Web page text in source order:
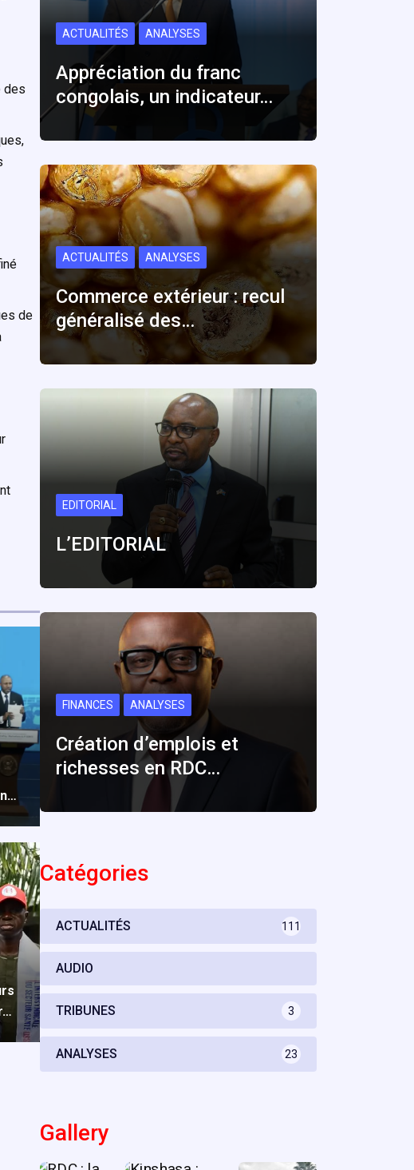
des
de
ACTUALITÉS ANALYSES
Appréciation du franc
congolais, un indicateur…
ACTUALITÉS ANALYSES
Commerce extérieur : recul
généralisé des…
EDITORIAL
L’EDITORIAL
FINANCES ANALYSES
Création d’emplois et
richesses en RDC…
Catégories
ACTUALITÉS 111
AUDIO
TRIBUNES 3
ANALYSES 23
Gallery